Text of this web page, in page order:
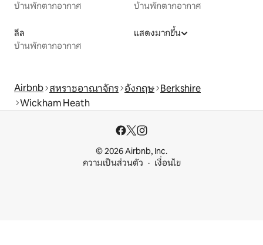
บ้านพักตากอากาศ
บ้านพักตากอากาศ
ลีล
บ้านพักตากอากาศ
แสดงมากขึ้น
Airbnb สหราชอาณาจักร อังกฤษ Berkshire
Wickham Heath
© 2026 Airbnb, Inc.
ความเป็นส่วนตัว
เงื่อนไข